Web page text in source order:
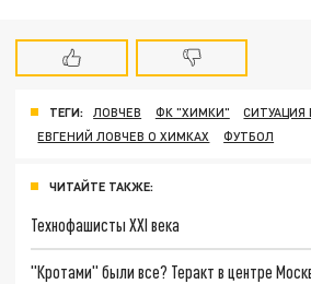
ТЕГИ: ЛОВЧЕВ ФК "ХИМКИ"
СИТУАЦИЯ
ЕВГЕНИЙ ЛОВЧЕВ О ХИМКАХ
ФУТБОЛ
ЧИТАЙТЕ ТАКЖЕ:
Технофашисты XXI века
"Кротами" были все? Теракт в центре